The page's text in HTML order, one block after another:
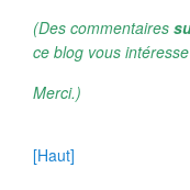
(Des commentaires
ce blog vous
Merci.)
[Haut]